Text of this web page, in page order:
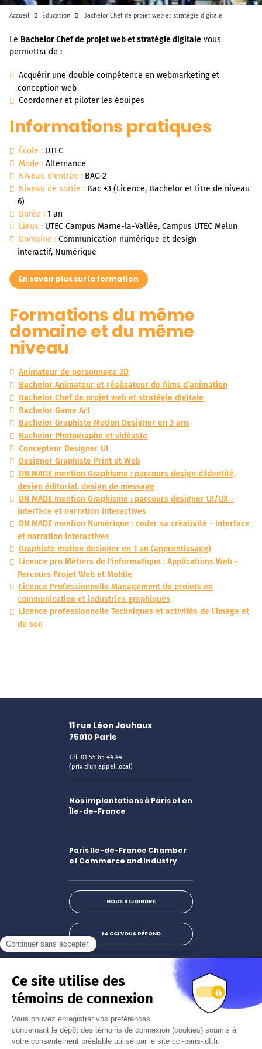
Accueil Éducation Bachelor Chef de projet web et stratégie digitale
Le Bachelor Chef de projet web et stratégie digitale vous
permettra de :
Acquérir une double compétence en webmarketing et
conception web
Coordonner et piloter les équipes
Informations pratiques
École : UTEC
Mode : Alternance
Niveau d'entrée : BAC+2
Niveau de sortie : Bac +3 (Licence, Bachelor et titre de niveau
6)
Durée : 1 an
Lieux : UTEC Campus Marne-la-Vallée, Campus UTEC Melun
Domaine : Communication numérique et design
interactif, Numérique
En savoir plus sur la formation
Formations du même
domaine et du même
niveau
Animateur de personnage 3D
Bachelor Animateur et réalisateur de films d’animation
Bachelor Chef de projet web et stratégie digitale
Bachelor Game Art
Bachelor Graphiste Motion Designer en 3 ans
Bachelor Photographe et vidéaste
Concepteur Designer UI
Designer Graphiste Print et Web
DN MADE mention Graphisme : parcours design d'identité,
design éditorial, design de message
DN MADE mention Graphisme : parcours designer UI/UX -
interface et narration interactives
DN MADE mention Numérique : coder sa créativité - interface
et narration interactives
Graphiste motion designer en 1 an (apprentissage)
Licence pro Métiers de l'informatique : Applications Web -
Parcours Projet Web et Mobile
Licence Professionnelle Management de projets en
communication et industries graphiques
Licence professionnelle Techniques et activités de l’image et
du son
11 rue Léon Jouhaux
75010 Paris
Tél. 01 55 65 44 44
(prix d'un appel local)
Nos implantations à Paris et en
Île-de-France
Paris Ile-de-France Chamber
of Commerce and Industry
NOUS REJOINDRE
LA CCI VOUS RÉPOND
Instagram
S'abonner à la newsletter